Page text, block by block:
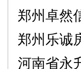
郑州卓然
郑州乐诚
河南省永